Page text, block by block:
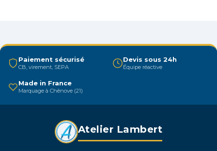
peuvent
être
choisies
page
produit
Paiement sécurisé
CB, virement, SEPA
Devis sous 24h
Équipe réactive
Made in France
Marquage à Chênove (21)
Atelier Lambert